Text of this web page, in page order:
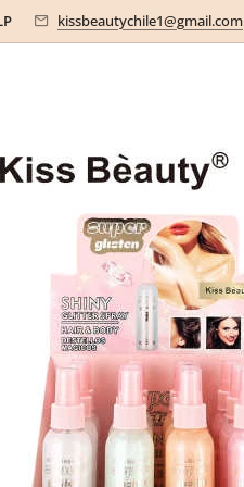
kissbeautychile1@gmail.com